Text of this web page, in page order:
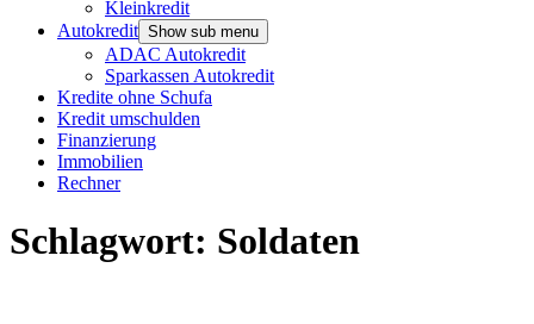
Kleinkredit
Autokredit Show sub menu
ADAC Autokredit
Sparkassen Autokredit
Kredite ohne Schufa
Kredit umschulden
Finanzierung
Immobilien
Rechner
Schlagwort: Soldaten